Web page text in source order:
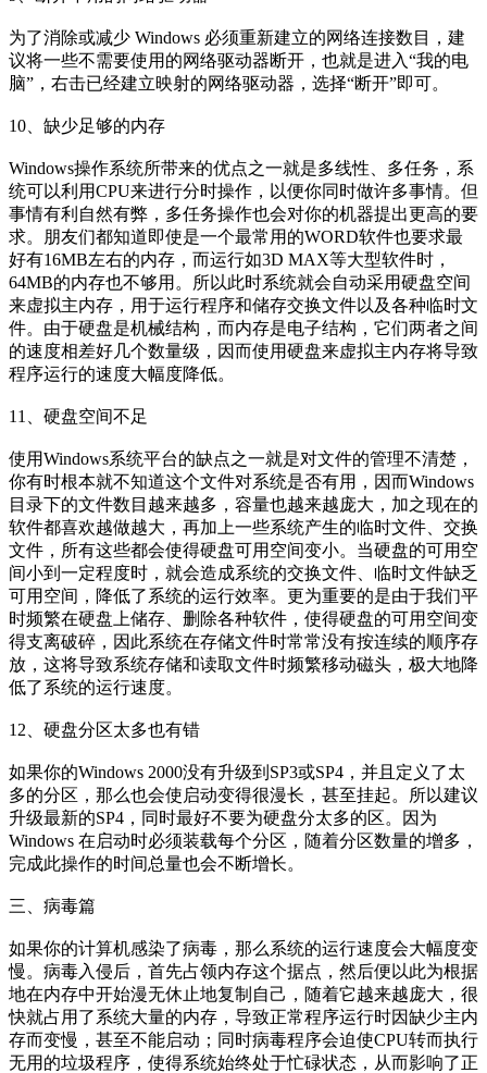
为了消除或减少 Windows 必须重新建立的网络连接数目，建
议将一些不需要使用的网络驱动器断开，也就是进入“我的电
脑”，右击已经建立映射的网络驱动器，选择“断开”即可。
10、缺少足够的内存
Windows操作系统所带来的优点之一就是多线性、多任务，系
统可以利用CPU来进行分时操作，以便你同时做许多事情。但
事情有利自然有弊，多任务操作也会对你的机器提出更高的要
求。朋友们都知道即使是一个最常用的WORD软件也要求最
好有16MB左右的内存，而运行如3D MAX等大型软件时，
64MB的内存也不够用。所以此时系统就会自动采用硬盘空间
来虚拟主内存，用于运行程序和储存交换文件以及各种临时文
件。由于硬盘是机械结构，而内存是电子结构，它们两者之间
的速度相差好几个数量级，因而使用硬盘来虚拟主内存将导致
程序运行的速度大幅度降低。
11、硬盘空间不足
使用Windows系统平台的缺点之一就是对文件的管理不清楚，
你有时根本就不知道这个文件对系统是否有用，因而Windows
目录下的文件数目越来越多，容量也越来越庞大，加之现在的
软件都喜欢越做越大，再加上一些系统产生的临时文件、交换
文件，所有这些都会使得硬盘可用空间变小。当硬盘的可用空
间小到一定程度时，就会造成系统的交换文件、临时文件缺乏
可用空间，降低了系统的运行效率。更为重要的是由于我们平
时频繁在硬盘上储存、删除各种软件，使得硬盘的可用空间变
得支离破碎，因此系统在存储文件时常常没有按连续的顺序存
放，这将导致系统存储和读取文件时频繁移动磁头，极大地降
低了系统的运行速度。
12、硬盘分区太多也有错
如果你的Windows 2000没有升级到SP3或SP4，并且定义了太
多的分区，那么也会使启动变得很漫长，甚至挂起。所以建议
升级最新的SP4，同时最好不要为硬盘分太多的区。因为
Windows 在启动时必须装载每个分区，随着分区数量的增多，
完成此操作的时间总量也会不断增长。
三、病毒篇
如果你的计算机感染了病毒，那么系统的运行速度会大幅度变
慢。病毒入侵后，首先占领内存这个据点，然后便以此为根据
地在内存中开始漫无休止地复制自己，随着它越来越庞大，很
快就占用了系统大量的内存，导致正常程序运行时因缺少主内
存而变慢，甚至不能启动；同时病毒程序会迫使CPU转而执行
无用的垃圾程序，使得系统始终处于忙碌状态，从而影响了正